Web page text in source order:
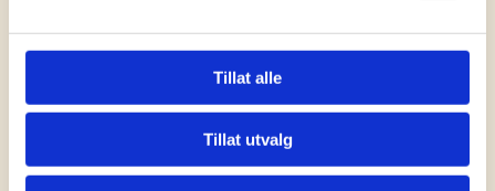
Tillat alle
Tillat utvalg